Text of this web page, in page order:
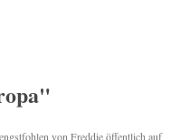
von Freddie öffentlich auf